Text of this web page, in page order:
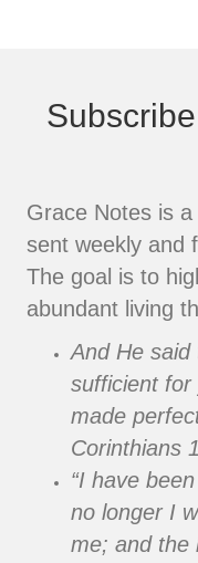
Grace Notes is a
sent weekly and
The goal is to
abundant living
And He said
sufficient
made
Corinthians
“I have
no longer I
me; and the